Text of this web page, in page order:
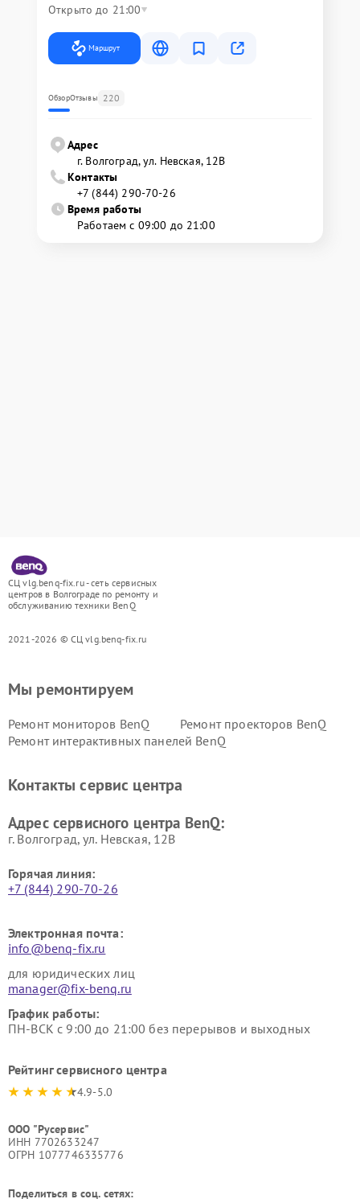
Открыто до 21:00
Маршрут
ОбзорОтзывы 220
Адрес
г. Волгоград, ул. Невская, 12В
Контакты
+7 (844) 290-70-26
Время работы
Работаем с 09:00 до 21:00
СЦ vlg.benq-fix.ru - сеть сервисных
центров в Волгограде по ремонту и
обслуживанию техники BenQ
2021-2026 © СЦ vlg.benq-fix.ru
Мы ремонтируем
Ремонт мониторов BenQ
Ремонт проекторов BenQ
Ремонт интерактивных панелей BenQ
Контакты сервис центра
Адрес сервисного центра BenQ:
г. Волгоград, ул. Невская, 12В
Горячая линия:
+7 (844) 290-70-26
Электронная почта:
info@benq-fix.ru
для юридических лиц
manager@fix-benq.ru
График работы:
ПН-ВСК с 9:00 до 21:00 без перерывов и выходных
Рейтинг сервисного центра
4.9-5.0
ООО "Русервис"
ИНН 7702633247
ОГРН 1077746335776
Поделиться в соц. сетях: